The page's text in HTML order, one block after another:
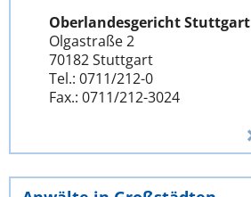
Oberlandesgericht Stuttgart
Olgastraße 2
70182 Stuttgart
Tel.: 0711/212-0
Fax.: 0711/212-3024